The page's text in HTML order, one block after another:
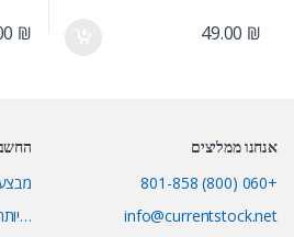
49.00 ₪
₪
אנחנו ממליצים
+060 (800) 801-858
info@currentstock.net